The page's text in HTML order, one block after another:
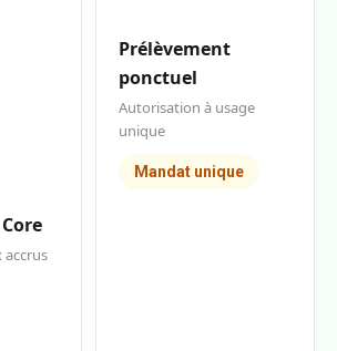
accrus
Prélèvement
ponctuel
Autorisation à usage
unique
Mandat unique